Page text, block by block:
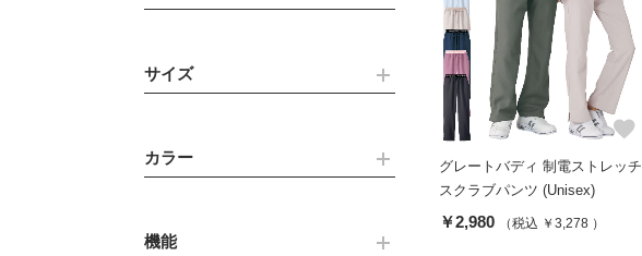
サイズ
カラー
機能
favorite
グレートバディ 制電ストレッチ
スクラブパンツ (Unisex)
￥2,980 （税込 ￥3,278 ）